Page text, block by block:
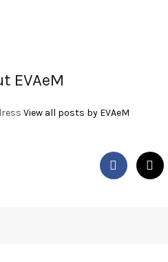
EVAeM
View all posts by EVAeM